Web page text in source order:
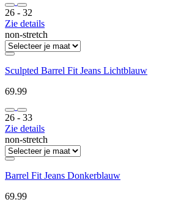
26 ‐ 32
Zie details
non-stretch
Sculpted Barrel Fit Jeans Lichtblauw
69.99
26 ‐ 33
Zie details
non-stretch
Barrel Fit Jeans Donkerblauw
69.99